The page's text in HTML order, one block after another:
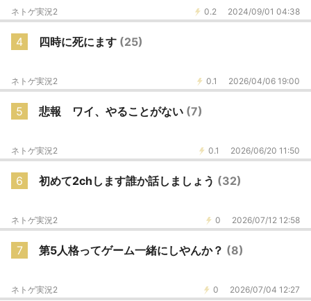
0.2 2024/09/01 04:38
ネトゲ実況2
4 四時に死にます (25)
0.1 2026/04/06 19:00
ネトゲ実況2
5 悲報 ワイ、やることがない (7)
0.1 2026/06/20 11:50
ネトゲ実況2
6 初めて2chします誰か話しましょう (32)
0 2026/07/12 12:58
ネトゲ実況2
7 第5人格ってゲーム一緒にしやんか？ (8)
0 2026/07/04 12:27
ネトゲ実況2